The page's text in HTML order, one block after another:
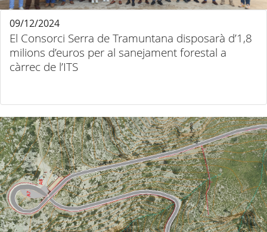
El Consorci Serra de Tramuntana disposarà d’1,8
milions d’euros per al sanejament forestal a
càrrec de l’ITS
09/12/2024